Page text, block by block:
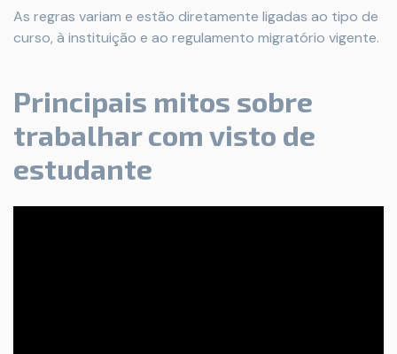
As regras variam e estão diretamente ligadas ao tipo de
curso, à instituição e ao regulamento migratório vigente.
Principais mitos sobre
trabalhar com visto de
estudante